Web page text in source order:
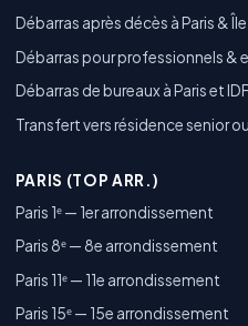
Débarras après décès à Paris &
Débarras pour professionnels &
Débarras de bureaux à Paris et
Transfert vers résidence senior
PARIS (TOP ARR.)
Paris 1ᵉ — 1er arrondissement
Paris 8ᵉ — 8e arrondissement
Paris 11ᵉ — 11e arrondissement
Paris 15ᵉ — 15e arrondissement